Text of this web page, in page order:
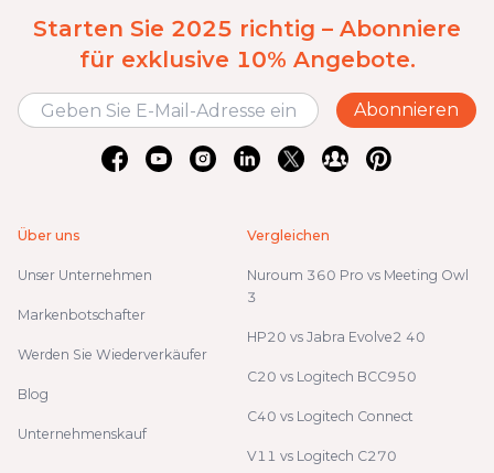
Starten Sie 2025 richtig – Abonniere
für exklusive 10% Angebote.
Abonnieren
Über uns
Unser Unternehmen
Markenbotschafter
Werden Sie Wiederverkäufer
Blog
Unternehmenskauf
Vergleichen
Nuroum 360 Pro vs Meeting Owl
3
HP20 vs Jabra Evolve2 40
C20 vs Logitech BCC950
C40 vs Logitech Connect
V11 vs Logitech C270